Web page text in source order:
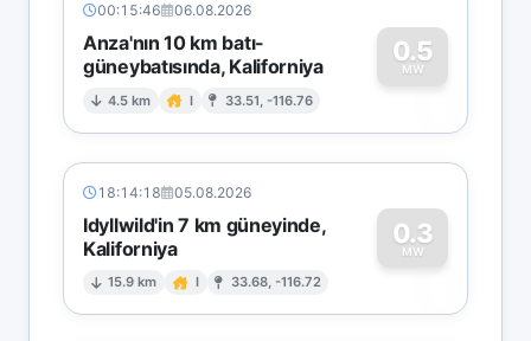
00:15:46 06.08.2026
Anza'nın 10 km batı-
güneybatısında, Kaliforniya
4.5 km I 33.51, -116.76
0.5
MW
0
18:14:18 05.08.2026
Idyllwild'in 7 km güneyinde,
Kaliforniya
15.9 km I 33.68, -116.72
0.3
MW
0